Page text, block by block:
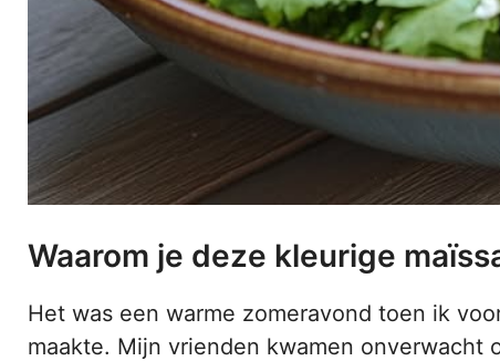
Waarom je deze kleurige
Het was een warme zomeravond toen ik
maakte. Mijn vrienden kwamen